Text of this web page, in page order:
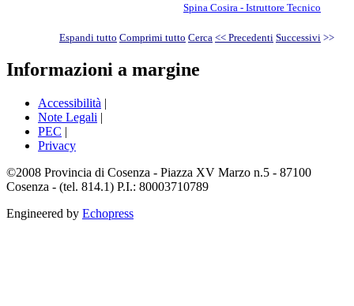
Spina Cosira - Istruttore Tecnico
Espandi tutto Comprimi tutto Cerca << Precedenti Successivi >>
Informazioni a margine
Accessibilità |
Note Legali |
PEC |
Privacy
©2008 Provincia di Cosenza - Piazza XV Marzo n.5 - 87100
Cosenza - (tel. 814.1) P.I.: 80003710789
Engineered by Echopress